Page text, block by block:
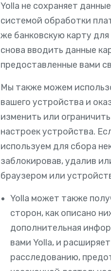
Yolla не сохраняет
системой обработки
же банковскую карту
снова вводить данные
предоставленные вами
Мы также можем
вашего устройства и
изменить или
настроек устройства.
используем для сбора
заблокировав, удалив
браузером или
Yolla может также
сторон, как описано
дополнительная
вами Yolla, и
расследованию,